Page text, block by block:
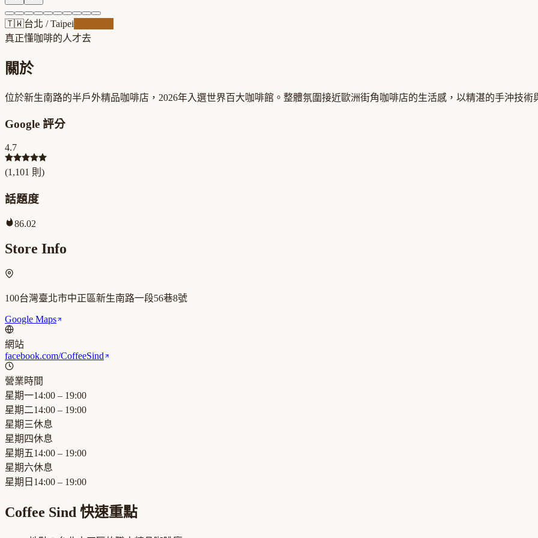
🇹🇼台北 /Taipei
真正懂咖啡的人才去
關於
位於新生南路的半戶外精品咖啡店，2026年入選世界百大咖啡館。整體氛圍接近歐洲街角咖啡店的生活感，以精湛的手沖技術
Google 評分
4.7
(1,101 則)
話題度
86.02
Store Info
100台灣臺北市中正區新生南路一段56巷8號
Google Maps
網站
facebook.com/CoffeeSind
營業時間
星期一14:00 – 19:00
星期二14:00 – 19:00
星期三休息
星期四休息
星期五14:00 – 19:00
星期六休息
星期日 14:00 – 19:00
Coffee Sind 快速重點